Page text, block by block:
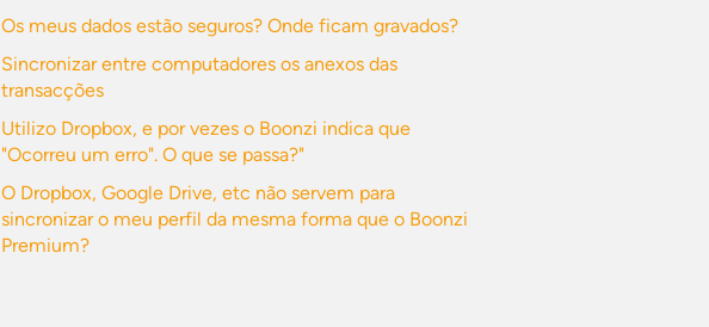
Os meus dados estão seguros? Onde ficam gravados?
Sincronizar entre computadores os anexos das
transacções
Utilizo Dropbox, e por vezes o Boonzi indica que
"Ocorreu um erro". O que se passa?"
O Dropbox, Google Drive, etc não servem para
sincronizar o meu perfil da mesma forma que o Boonzi
Premium?